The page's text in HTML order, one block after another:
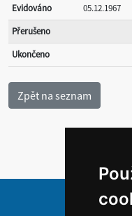
Evidováno
05.12.1967
Přerušeno
Ukončeno